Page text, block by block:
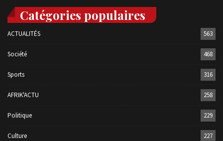
Catégories populaires
ACTUALITÉS 563
Société 468
Sports 316
AFRIK'ACTU 258
Politique 229
Culture 227